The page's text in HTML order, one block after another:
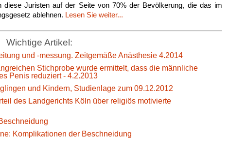
diese Juristen auf der Seite von 70% der Bevölkerung, die das im
ablehnen. Lesen Sie weiter...
Wichtige Artikel:
und -messung. Zeitgemäße Anästhesie 4.2014
Stichprobe wurde ermittelt, dass die männliche
Penis reduziert - 4.2.2013
und Kindern, Studienlage zum 09.12.2012
des Landgerichts Köln über religiös motivierte
Komplikationen der Beschneidung